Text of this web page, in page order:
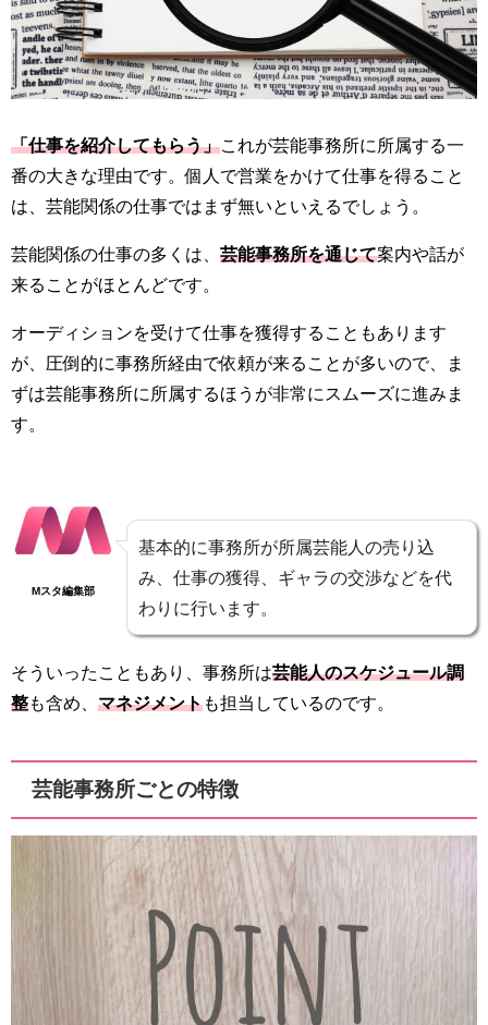
「仕事を紹介してもらう」 これが芸能事務所に所属する一
番の大きな理由です。個人で営業をかけて仕事を得ること
は、芸能関係の仕事ではまず無いといえるでしょう。
芸能関係の仕事の多くは、 芸能事務所を通じて案内や話が
来ることがほとんどです。
オーディションを受けて仕事を獲得することもあります
が、圧倒的に事務所経由で依頼が来ることが多いので、ま
ずは芸能事務所に所属するほうが非常にスムーズに進みま
す。
Mスタ編集部
基本的に事務所が所属芸能人の売り込
み、仕事の獲得、ギャラの交渉などを代
わりに行います。
そういったこともあり、事務所は芸能人のスケジュール調
整も含め、 マネジメントも担当しているのです。
芸能事務所ごとの特徴